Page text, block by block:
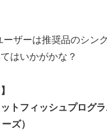
ーザーは推奨品のシン
はいかがかな？
トフィッシュプログ
ズ）